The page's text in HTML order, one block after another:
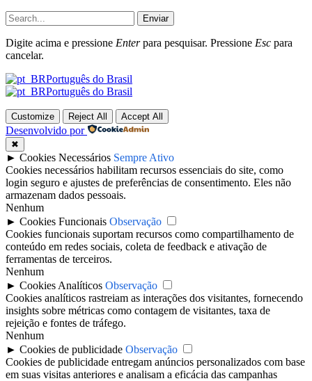
Enviar
Digite acima e pressione Enterpara pesquisar. Pressione Esc para
cancelar.
Português do Brasil
Português do Brasil
Customize Reject All Accept All
Desenvolvido por
✖
► Cookies Necessários Sempre Ativo
Cookies necessários habilitam recursos essenciais do site, como
login seguro e ajustes de preferências de consentimento. Eles não
armazenam dados pessoais.
Nenhum
► Cookies Funcionais Observação
Cookies funcionais suportam recursos como compartilhamento de
conteúdo em redes sociais, coleta de feedback e ativação de
ferramentas de terceiros.
Nenhum
► Cookies Analíticos Observação
Cookies analíticos rastreiam as interações dos visitantes, fornecendo
insights sobre métricas como contagem de visitantes, taxa de
rejeição e fontes de tráfego.
Nenhum
► Cookies de publicidade Observação
Cookies de publicidade entregam anúncios personalizados com base
em suas visitas anteriores e analisam a eficácia das campanhas